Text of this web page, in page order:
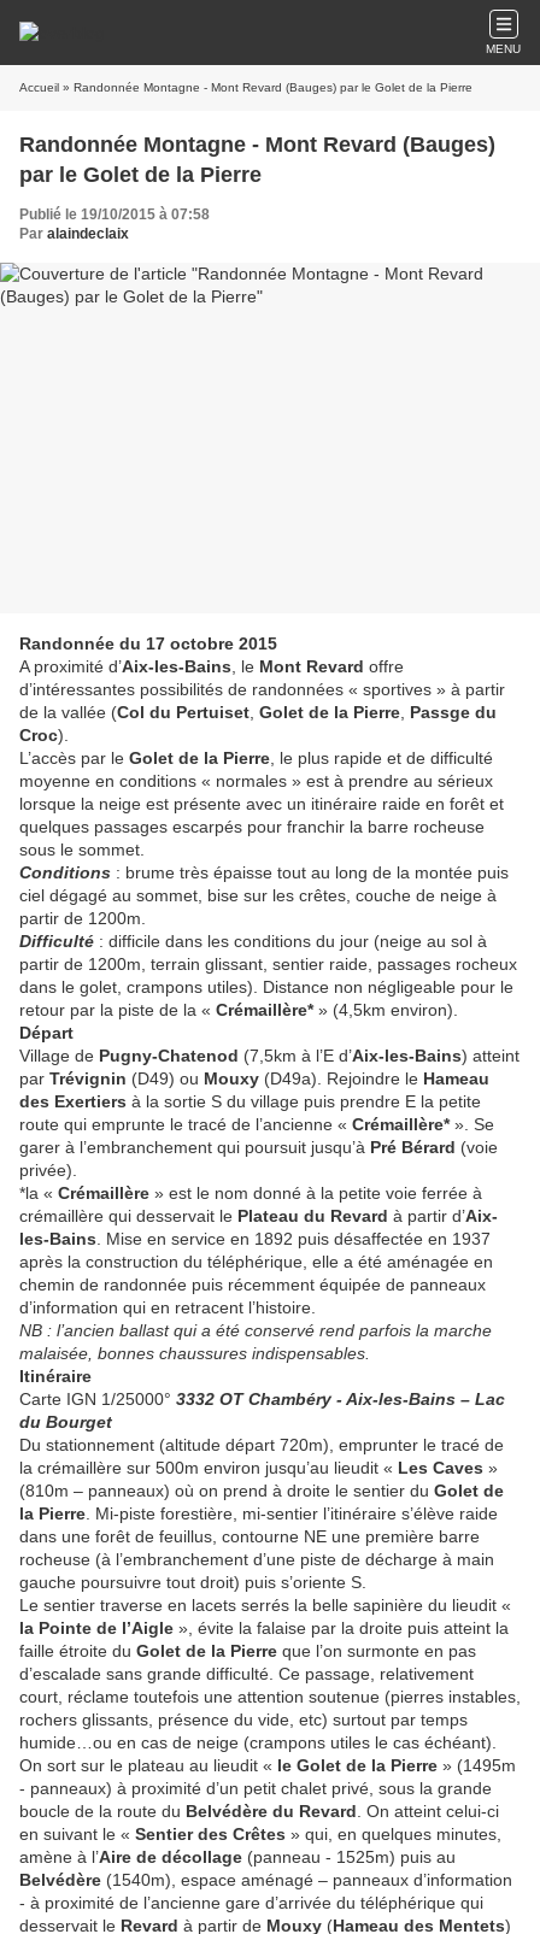
MENU
Accueil » Randonnée Montagne - Mont Revard (Bauges) par le Golet de la Pierre
Randonnée Montagne - Mont Revard (Bauges)
par le Golet de la Pierre
Publié le 19/10/2015 à 07:58
Par alaindeclaix
Randonnée du 17 octobre 2015
A proximité d’Aix-les-Bains , le Mont Revard offre
d’intéressantes possibilités de randonnées « sportives » à partir
de la vallée (Col du Pertuiset Golet de la Pierre Passge du
Croc).
L’accès par le Golet de la Pierre , le plus rapide et de difficulté
moyenne en conditions « normales » est à prendre au sérieux
lorsque la neige est présente avec un itinéraire raide en forêt et
quelques passages escarpés pour franchir la barre rocheuse
sous le sommet.
Conditions : brume très épaisse tout au long de la montée puis
ciel dégagé au sommet, bise sur les crêtes, couche de neige à
partir de 1200m.
Difficulté : difficile dans les conditions du jour (neige au sol à
partir de 1200m, terrain glissant, sentier raide, passages rocheux
dans le golet, crampons utiles). Distance non négligeable pour le
retour par la piste de la « Crémaillère*» (4,5km environ).
Départ
Village de Pugny-Chatenod (7,5km à l’E d’Aix-les-Bains) atteint
par Trévignin (D49) ou Mouxy (D49a). Rejoindre le Hameau
des Exertiers à la sortie S du village puis prendre E la petite
route qui emprunte le tracé de l’ancienne « Crémaillère*». Se
garer à l’embranchement qui poursuit jusqu’à Pré Bérard (voie
privée).
*la « Crémaillère » est le nom donné à la petite voie ferrée à
crémaillère qui desservait le Plateau du Revard à partir d’Aix-
les-Bains . Mise en service en 1892 puis désaffectée en 1937
après la construction du téléphérique, elle a été aménagée en
chemin de randonnée puis récemment équipée de panneaux
d’information qui en retracent l’histoire.
NB : l’ancien ballast qui a été conservé rend parfois la marche
malaisée, bonnes chaussures indispensables.
Itinéraire
Carte IGN 1/25000° 3332 OT Chambéry - Aix-les-Bains – Lac
du Bourget
Du stationnement (altitude départ 720m), emprunter le tracé de
la crémaillère sur 500m environ jusqu’au lieudit « Les Caves »
(810m – panneaux) où on prend à droite le sentier du Golet de
la Pierre . Mi-piste forestière, mi-sentier l’itinéraire s’élève raide
dans une forêt de feuillus, contourne NE une première barre
rocheuse (à l’embranchement d’une piste de décharge à main
gauche poursuivre tout droit) puis s’oriente S.
Le sentier traverse en lacets serrés la belle sapinière du lieudit «
la Pointe de l’Aigle », évite la falaise par la droite puis atteint la
faille étroite du Golet de la Pierre que l’on surmonte en pas
d’escalade sans grande difficulté. Ce passage, relativement
court, réclame toutefois une attention soutenue (pierres instables,
rochers glissants, présence du vide, etc) surtout par temps
humide…ou en cas de neige (crampons utiles le cas échéant).
On sort sur le plateau au lieudit « le Golet de la Pierre » (1495m
- panneaux) à proximité d’un petit chalet privé, sous la grande
boucle de la route du Belvédère du Revard . On atteint celui-ci
en suivant le « Sentier des Crêtes » qui, en quelques minutes,
amène à l’Aire de décollage (panneau - 1525m) puis au
Belvédère (1540m), espace aménagé – panneaux d’information
- à proximité de l’ancienne gare d’arrivée du téléphérique qui
desservait le Revard à partir de Mouxy (Hameau des Mentets)